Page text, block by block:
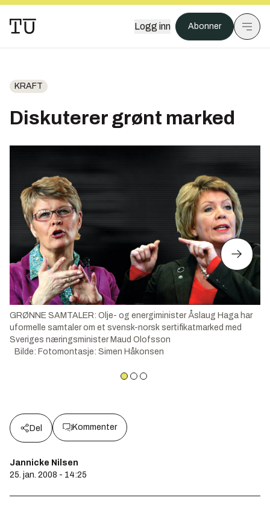
Logg inn Abonner
KRAFT
Diskuterer grønt marked
GRØNNE SAMTALER: Olje- og energiminister Åslaug Haga har
uformelle samtaler om et svensk-norsk sertifikatmarked med
Sveriges næringsminister Maud Olofsson
Bilde: Fotomontasje: Simen Håkonsen
Del Kommenter
Jannicke Nilsen
25. jan. 2008 - 14:25